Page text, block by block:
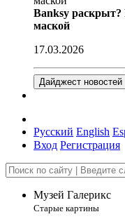
Banksy раскрыт?
маской
17.03.2026
Дайджест новостей
Русский English
Вход Регистрация
Музей Галерикс
Старые картины